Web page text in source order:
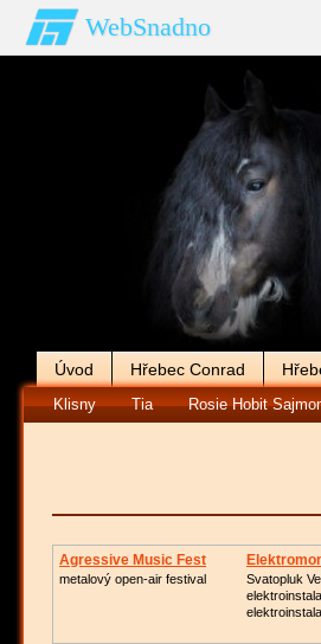
WebSnadno
Úvod Hřebec Conrad
Klisny Tia Rosie Hobit
Agressive Music Fest
metalový open-air festival
Svatopluk